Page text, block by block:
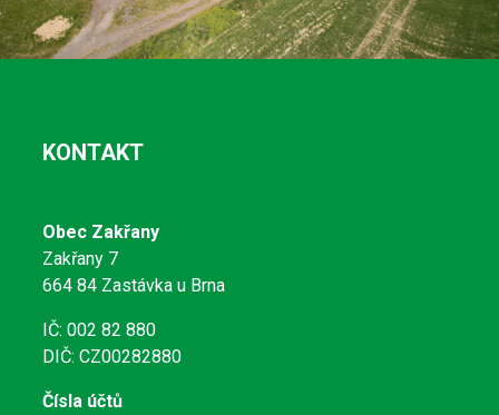
KONTAKT
Obec Zakřany
Zakřany 7
664 84 Zastávka u Brna
IČ: 002 82 880
DIČ: CZ00282880
Čísla účtů